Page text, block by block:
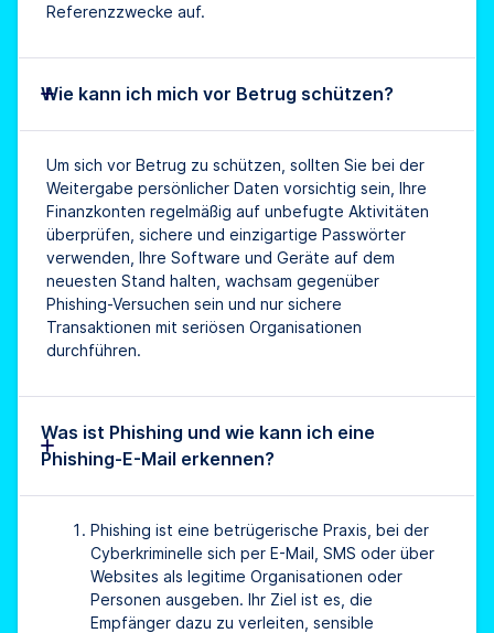
Referenzzwecke auf.
Wie kann ich mich vor Betrug schützen?
Um sich vor Betrug zu schützen, sollten Sie bei der
Weitergabe persönlicher Daten vorsichtig sein, Ihre
Finanzkonten regelmäßig auf unbefugte Aktivitäten
überprüfen, sichere und einzigartige Passwörter
verwenden, Ihre Software und Geräte auf dem
neuesten Stand halten, wachsam gegenüber
Phishing-Versuchen sein und nur sichere
Transaktionen mit seriösen Organisationen
durchführen.
Was ist Phishing und wie kann ich eine
Phishing-E-Mail erkennen?
Phishing ist eine betrügerische Praxis, bei der
Cyberkriminelle sich per E-Mail, SMS oder über
Websites als legitime Organisationen oder
Personen ausgeben. Ihr Ziel ist es, die
Empfänger dazu zu verleiten, sensible